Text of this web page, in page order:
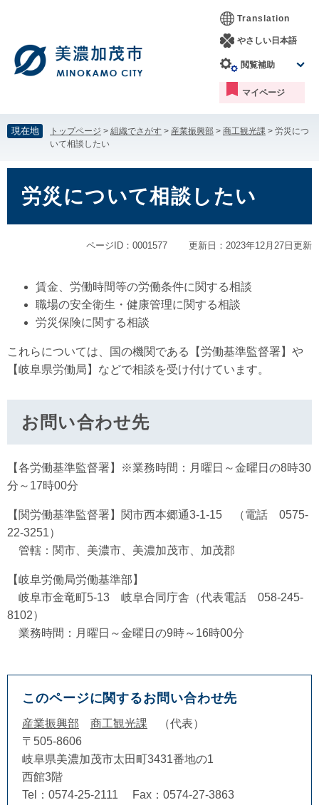
す。
し
て
本
へ
Translation
やさしい日本語
閲覧補助
マイページ
現在地 トップページ > 組織でさがす > 産業振興部 > 商工観光課 > 労災につ
いて相談したい
労災について相談したい
ページID：0001577 更新日：2023年12月27日更新
賃金、労働時間等の労働条件に関する相談
職場の安全衛生・健康管理に関する相談
労災保険に関する相談
これらについては、国の機関である【労働基準監督署】や
【岐阜県労働局】などで相談を受け付けています。
お問い合わせ先
【各労働基準監督署】※業務時間：月曜日～金曜日の8時30
分～17時00分
【関労働基準監督署】関市西本郷通3-1-15 （電話 0575-
22-3251）
管轄：関市、美濃市、美濃加茂市、加茂郡
【岐阜労働局労働基準部】
岐阜市金竜町5-13 岐阜合同庁舎（代表電話 058-245-
8102）
業務時間：月曜日～金曜日の9時～16時00分
このページに関するお問い合わせ先
産業振興部 商工観光課
代表
〒505-8606
岐阜県美濃加茂市太田町3431番地の1
西館3階
Tel：0574-25-2111
Fax：0574-27-3863